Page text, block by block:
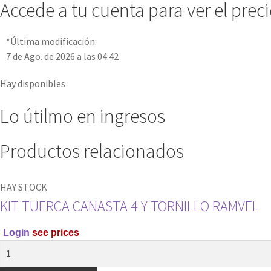
Accede a tu cuenta para ver el
*Última modificación:
7 de Ago. de 2026 a las 04:42
Hay disponibles
Lo útilmo en ingresos
Productos relacionados
HAY STOCK
KIT TUERCA CANASTA 4 Y TORNILLO RAMVEL
Login see prices